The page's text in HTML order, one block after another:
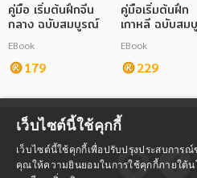
คู่มือ เริ่มต้นฝึกจีน
กลาง ฉบับสมบูรณ์
EBook
179
คู่มือเริ่มต้นฝึก
เกาหลี ฉบับส
EBook
229
เว็บไซต์นี้ใช้คุกกี้
เว็บไซต์นี้ใช้คุกกี้เพื่อปรับปรุงประสบการ
คุณให้ความยินยอมในการใช้คุกกี้ภายใต้น